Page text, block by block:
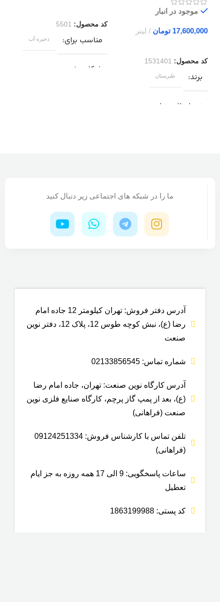
موجود در انبار
تومان
کد محصول: 1531401
برند طبرستان
تعداد لایه ها
پلی اتیلن ( پلاستیکی )
ویژگی مخزن
مناسب برای
ذخیره آب, ذخیره گازوییل, مواد
سوختی, موادهای صنعتی نظیر الکل ،
تینر آب ژاول
کد محصول: 5501
مناسب برای ذخیره آب
شکل مخزن
گالوانیزه درجه دو و سه
ما را در شبکه های اجتماعی زیر دنبال کنید
آدرس دفتر فروش: تهران کیلومتر 12 جاده امام
رضا (ع)، نبش کوچه طوس 12، پلاک 12، دفتر نوین
صنعت
شماره تماس: 02133856545
آدرس کارگاه نوین صنعت: تهران، جاده امام رضا
(ع)، بعد از پمپ گاز پرچم، کارگاه صنایع فلزی نوین
صنعت (فراهانی)
تلفن تماس با کارشناس فروش: 09124251334
(فراهانی)
ساعات پاسخگویی: 9 الی 17 همه روزه به جز ایام
تعطیل
کد پستی: 1863199988